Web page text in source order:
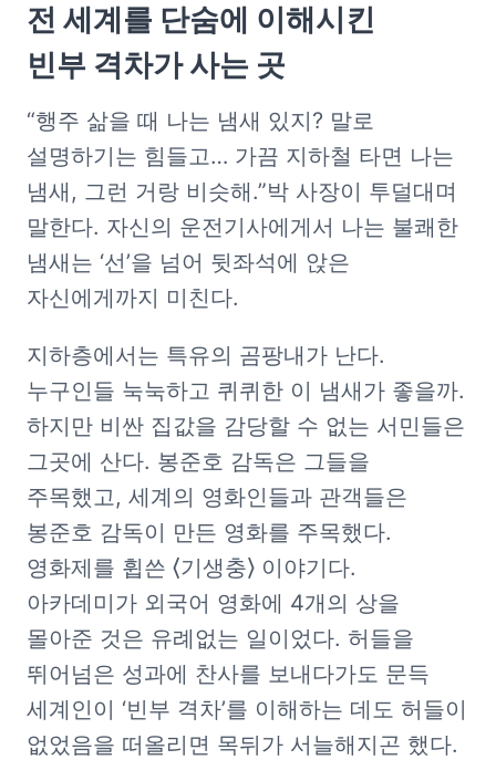
전 세계를 단숨에 이해시킨
빈부 격차가 사는 곳
“행주 삶을 때 나는 냄새 있지? 말로
설명하기는 힘들고… 가끔 지하철 타면 나는
냄새, 그런 거랑 비슷해.”박 사장이 투덜대며
말한다. 자신의 운전기사에게서 나는 불쾌한
냄새는 ‘선’을 넘어 뒷좌석에 앉은
자신에게까지 미친다.
지하층에서는 특유의 곰팡내가 난다.
누구인들 눅눅하고 퀴퀴한 이 냄새가 좋을까.
하지만 비싼 집값을 감당할 수 없는 서민들은
그곳에 산다. 봉준호 감독은 그들을
주목했고, 세계의 영화인들과 관객들은
봉준호 감독이 만든 영화를 주목했다.
영화제를 휩쓴 ⟨기생충⟩ 이야기다.
아카데미가 외국어 영화에 4개의 상을
몰아준 것은 유례없는 일이었다. 허들을
뛰어넘은 성과에 찬사를 보내다가도 문득
세계인이 ‘빈부 격차’를 이해하는 데도 허들이
없었음을 떠올리면 목뒤가 서늘해지곤 했다.